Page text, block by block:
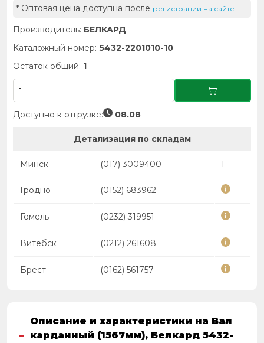
* Оптовая цена доступна после регистрации на сайте
Производитель: БЕЛКАРД
Каталожный номер: 5432-2201010-10
Остаток общий: 1
Доступно к отгрузке: 08.08
Детализация по складам
Минск (017) 3009400 1
Гродно (0152) 683962
Гомель (0232) 319951
Витебск (0212) 261608
Брест (0162) 561757
Описание и характеристики на Вал
карданный (1567мм), Белкард 5432-